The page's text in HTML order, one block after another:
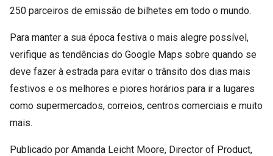
250 parceiros de emissão de bilhetes em todo o mundo.
Para manter a sua época festiva o mais alegre possível,
verifique as tendências do Google Maps sobre quando se
deve fazer à estrada para evitar o trânsito dos dias mais
festivos e os melhores e piores horários para ir a lugares
como supermercados, correios, centros comerciais e muito
mais.
Publicado por Amanda Leicht Moore, Director of Product,